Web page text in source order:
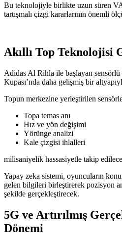
Bu teknolojiyle birlikte uzun süren
tartışmalı çizgi kararlarının önemli
Akıllı Top Teknolojisi
Adidas Al Rihla ile başlayan
Kupası’nda daha gelişmiş bir
Topun merkezine yerleştirilen
Topa temas anı
Hız ve yön değişimi
Yörünge analizi
Kale çizgisi ihlalleri
milisaniyelik hassasiyetle takip
Yapay zeka sistemi, oyuncuların
gelen bilgileri birleştirerek pozisyon
şekilde gerçekleştirecek.
5G ve Artırılmış
Dönemi